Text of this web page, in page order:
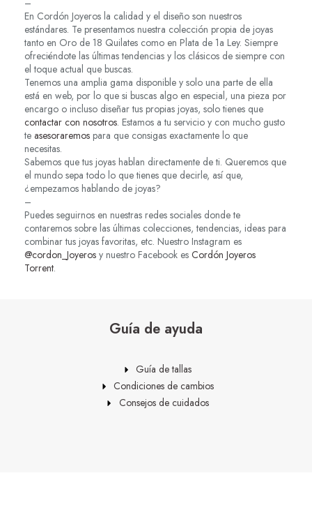
–
En Cordón Joyeros la calidad y el diseño son nuestros
estándares. Te presentamos nuestra colección propia de joyas
tanto en Oro de 18 Quilates como en Plata de 1a Ley. Siempre
ofreciéndote las últimas tendencias y los clásicos de siempre con
el toque actual que buscas.
Tenemos una amplia gama disponible y solo una parte de ella
está en web, por lo que si buscas algo en especial, una pieza por
encargo o incluso diseñar tus propias joyas, solo tienes que
contactar con nosotros. Estamos a tu servicio y con mucho gusto
te asesoraremos para que consigas exactamente lo que
necesitas.
Sabemos que tus joyas hablan directamente de ti. Queremos que
el mundo sepa todo lo que tienes que decirle, así que,
¿empezamos hablando de joyas?
–
Puedes seguirnos en nuestras redes sociales donde te
contaremos sobre las últimas colecciones, tendencias, ideas para
combinar tus joyas favoritas, etc. Nuestro Instagram es
@cordon_Joyeros y nuestro Facebook es Cordón Joyeros
Torrent.
Guía de ayuda
Guía de tallas
Condiciones de cambios
Consejos de cuidados